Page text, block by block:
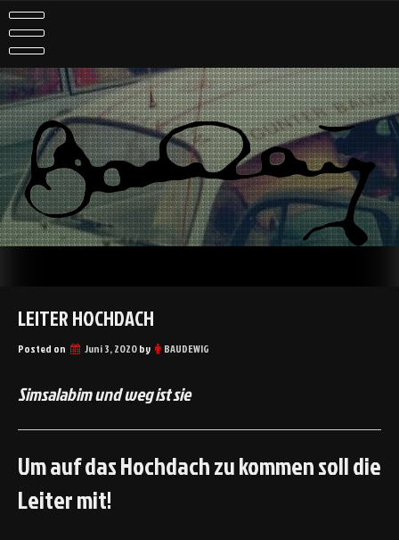
Skip
to
content
LEITER HOCHDACH
Posted on Juni 3, 2020by BAUDEWIG
Simsalabim und weg ist sie
Um auf das Hochdach zu kommen soll die
Leiter mit!